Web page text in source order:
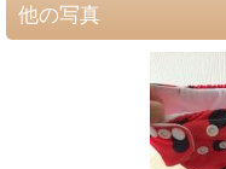
他の写真